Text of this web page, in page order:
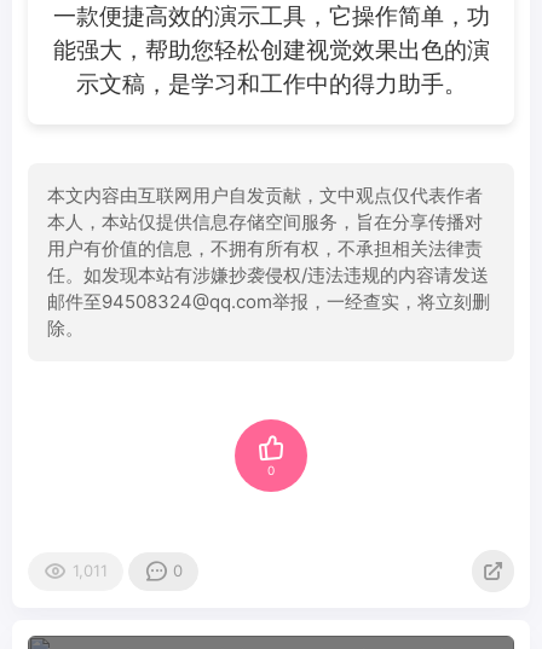
一款便捷高效的演示工具，它操作简单，功
能强大，帮助您轻松创建视觉效果出色的演
示文稿，是学习和工作中的得力助手。
本文内容由互联网用户自发贡献，文中观点仅代表作者
本人，本站仅提供信息存储空间服务，旨在分享传播对
用户有价值的信息，不拥有所有权，不承担相关法律责
任。如发现本站有涉嫌抄袭侵权/违法违规的内容请发送
邮件至94508324@qq.com举报，一经查实，将立刻删
除。
0
1,011 0